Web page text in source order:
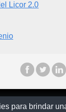
Licor 2.0
2026
para brindar